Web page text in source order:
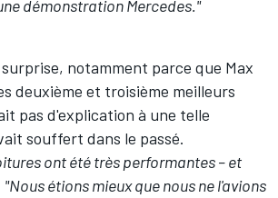
démonstration Mercedes."
notamment parce que Max
deuxième et troisième meilleurs
pas d'explication à une telle
souffert dans le passé.
ont été très performantes – et
"Nous étions mieux que nous ne l'avions